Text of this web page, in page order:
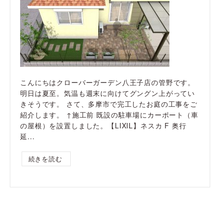
こんにちはクローバーガーデン八王子店の管野です。
明日は夏至。気温も週末に向けてグングン上がってい
きそうです。 さて、多摩市で完工したお庭の工事をご
紹介します。 ↑施工前 既設の駐車場にカーポート（車
の屋根）を設置しました。【LIXIL】ネスカ F 奥行
延...
続きを読む